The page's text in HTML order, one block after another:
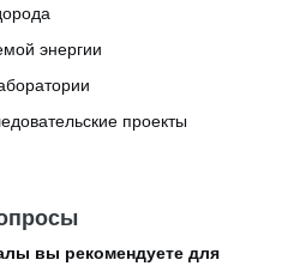
энергии
проекты
вы рекомендуете для